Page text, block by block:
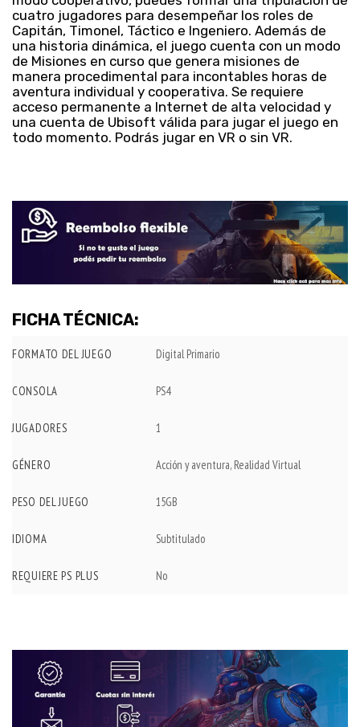
cuatro jugadores para desempeñar los roles de
Capitán, Timonel, Táctico e Ingeniero. Además de
una historia dinámica, el juego cuenta con un modo
de Misiones en curso que genera misiones de
manera procedimental para incontables horas de
aventura individual y cooperativa. Se requiere
acceso permanente a Internet de alta velocidad y
una cuenta de Ubisoft válida para jugar el juego en
todo momento. Podrás jugar en VR o sin VR.
FICHA TÉCNICA:
FORMATO DEL JUEGO Digital Primario
CONSOLA PS4
JUGADORES 1
GÉNERO Acción y aventura, Realidad Virtual
PESO DEL JUEGO 15GB
IDIOMA Subtitulado
REQUIERE PS PLUS No